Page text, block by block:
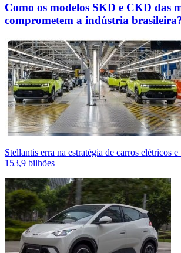
Como os modelos SKD e CKD das
comprometem a indústria
Stellantis erra na estratégia de carros elétricos
153,9 bilhões